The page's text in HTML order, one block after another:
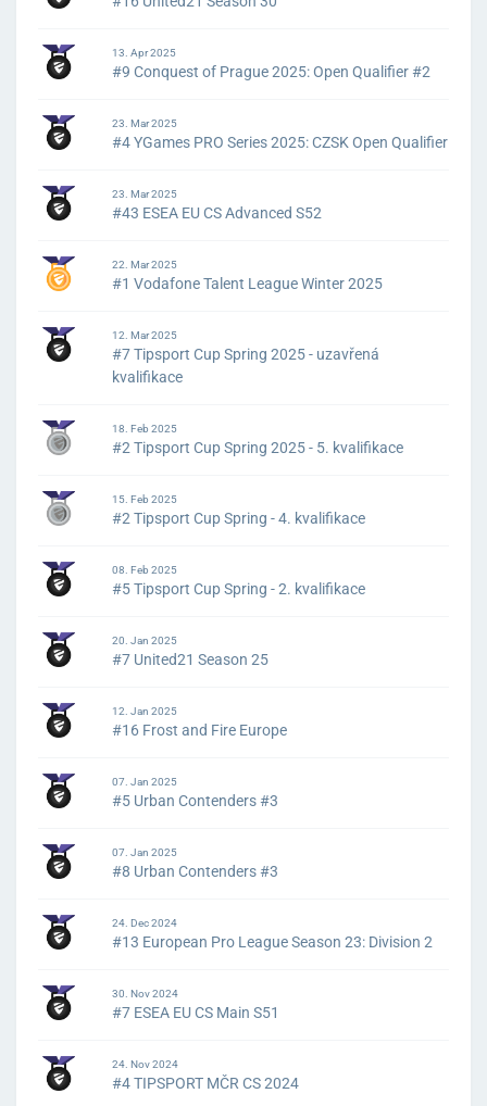
13. Apr 2025
#9 Conquest of Prague 2025: Open Qualifier #2
23. Mar 2025
#4 YGames PRO Series 2025: CZSK Open Qualifier
23. Mar 2025
#43 ESEA EU CS Advanced S52
22. Mar 2025
#1 Vodafone Talent League Winter 2025
12. Mar 2025
#7 Tipsport Cup Spring 2025 - uzavřená
kvalifikace
18. Feb 2025
#2 Tipsport Cup Spring 2025 - 5. kvalifikace
15. Feb 2025
#2 Tipsport Cup Spring - 4. kvalifikace
08. Feb 2025
#5 Tipsport Cup Spring - 2. kvalifikace
20. Jan 2025
#7 United21 Season 25
12. Jan 2025
#16 Frost and Fire Europe
07. Jan 2025
#5 Urban Contenders #3
07. Jan 2025
#8 Urban Contenders #3
24. Dec 2024
#13 European Pro League Season 23: Division 2
30. Nov 2024
#7 ESEA EU CS Main S51
24. Nov 2024
#4 TIPSPORT MČR CS 2024